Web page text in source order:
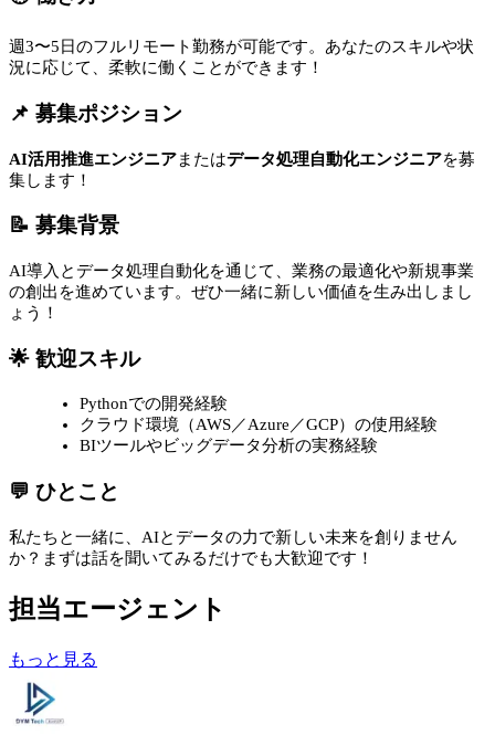
週3〜5日のフルリモート勤務が可能です。あなたのスキルや状
況に応じて、柔軟に働くことができます！
📌 募集ポジション
AI活用推進エンジニアまたはデータ処理自動化エンジニアを募
集します！
📝 募集背景
AI導入とデータ処理自動化を通じて、業務の最適化や新規事業
の創出を進めています。ぜひ一緒に新しい価値を生み出しまし
ょう！
🌟 歓迎スキル
Pythonでの開発経験
クラウド環境（AWS／Azure／GCP）の使用経験
BIツールやビッグデータ分析の実務経験
💬 ひとこと
私たちと一緒に、AIとデータの力で新しい未来を創りません
か？まずは話を聞いてみるだけでも大歓迎です！
担当エージェント
もっと見る